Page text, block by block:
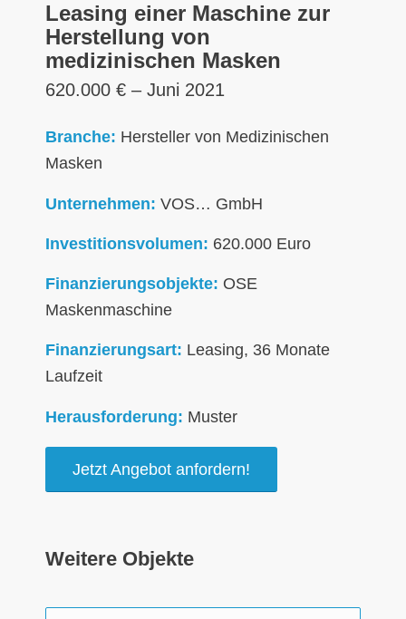
Leasing einer Maschine zur
Herstellung von
medizinischen Masken
620.000 € – Juni 2021
Branche: Hersteller von Medizinischen
Masken
Unternehmen: VOS… GmbH
Investitionsvolumen: 620.000 Euro
Finanzierungsobjekte: OSE
Maskenmaschine
Finanzierungsart: Leasing, 36 Monate
Laufzeit
Herausforderung: Muster
Jetzt Angebot anfordern!
Weitere Objekte